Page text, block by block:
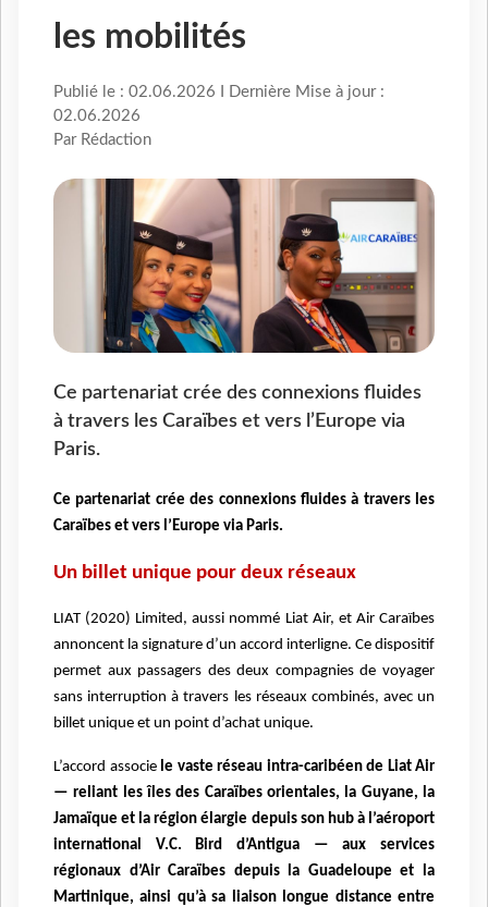
les mobilités
Publié le : 02.06.2026 I Dernière Mise à jour :
02.06.2026
Par Rédaction
Ce partenariat crée des connexions fluides
à travers les Caraïbes et vers l’Europe via
Paris.
Ce partenariat crée des connexions fluides à travers les
Caraïbes et vers l’Europe via Paris.
Un billet unique pour deux réseaux
LIAT (2020) Limited, aussi nommé Liat Air, et Air Caraïbes
annoncent la signature d’un accord interligne. Ce dispositif
permet aux passagers des deux compagnies de voyager
sans interruption à travers les réseaux combinés, avec un
billet unique et un point d’achat unique.
L’accord associe le vaste réseau intra-caribéen de Liat Air
— reliant les îles des Caraïbes orientales, la Guyane, la
Jamaïque et la région élargie depuis son hub à l’aéroport
international V.C. Bird d’Antigua — aux services
régionaux d’Air Caraïbes depuis la Guadeloupe et la
Martinique, ainsi qu’à sa liaison longue distance entre